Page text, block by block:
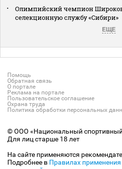
Олимпийский чемпион
селекционную службу «Сибири»
ЕЩЕ
Помощь
Обратная связь
О портале
Реклама на портале
Пользовательское соглашение
Охрана труда
Политика обработки персональных
© ООО «Национальный
Для лиц старше 18 лет
На сайте применяются
Подробнее в Правилах